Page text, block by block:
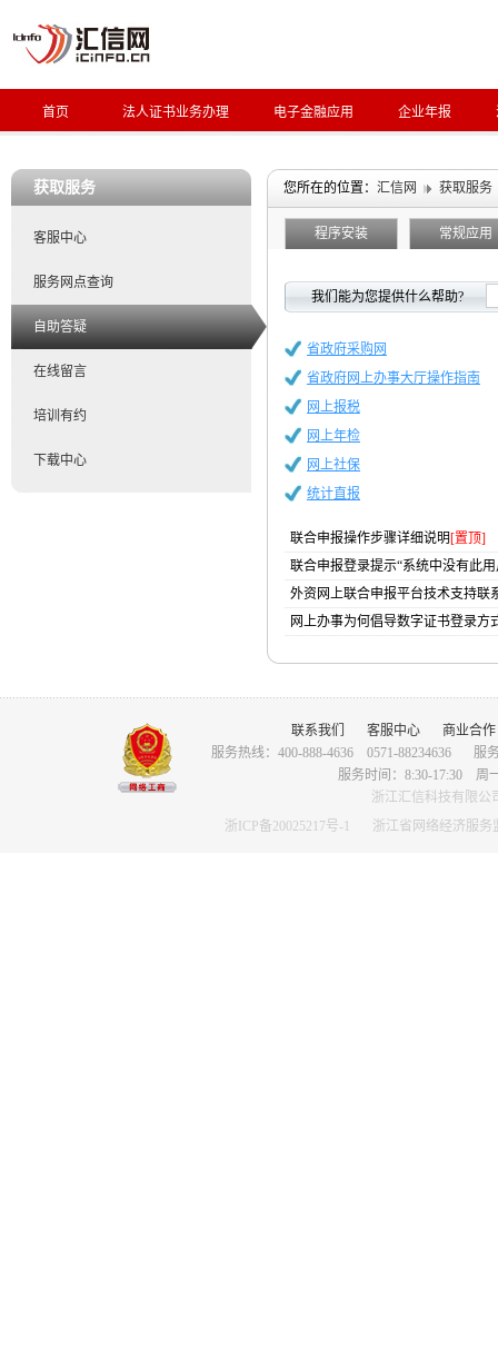
首页 法人证书业务办理 电子金融应用 企业年报
获取服务
客服中心
服务网点查询
自助答疑
在线留言
培训有约
下载中心
您所在的位置： 汇信网 获取服务
程序安装 常规应用
我们能为您提供什么帮助?
省政府采购网
省政府网上办事大厅操作指南
网上报税
网上年检
网上社保
统计直报
联合申报操作步骤详细说明[置顶]
联合申报登录提示“系统中没有此
外资网上联合申报平台技术支持联
网上办事为何倡导数字证书登录方
联系我们 客服中心
商业合作
服务热线：400-888-4636 0571-88234636
服
服务时间：8:30-17:30 周
浙江汇信科技有限公
浙ICP备20025217号-1
浙江省网络经济服务